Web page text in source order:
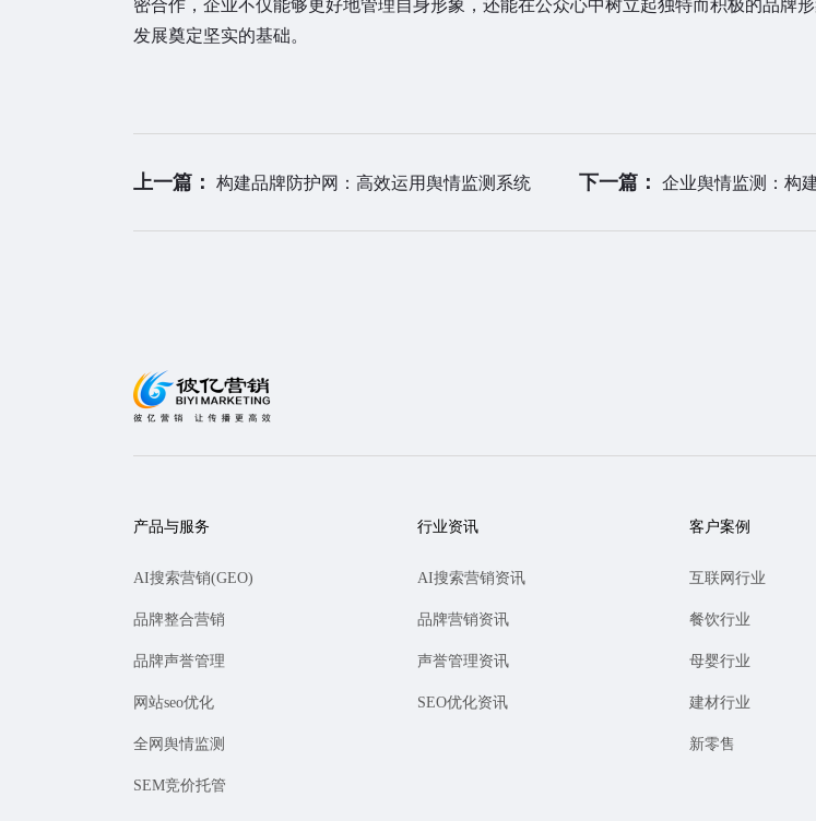
密合作，企业不仅能够更好地管理自身形象，还能在公众心中树立起独特而积极的品牌
发展奠定坚实的基础。
上一篇： 构建品牌防护网：高效运用舆情监测系统 下一篇： 企业舆情监测：构
产品与服务
AI搜索营销(GEO)
品牌整合营销
品牌声誉管理
网站seo优化
全网舆情监测
SEM竞价托管
行业资讯
AI搜索营销资讯
品牌营销资讯
声誉管理资讯
SEO优化资讯
客户案例
互联网行业
餐饮行业
母婴行业
建材行业
新零售